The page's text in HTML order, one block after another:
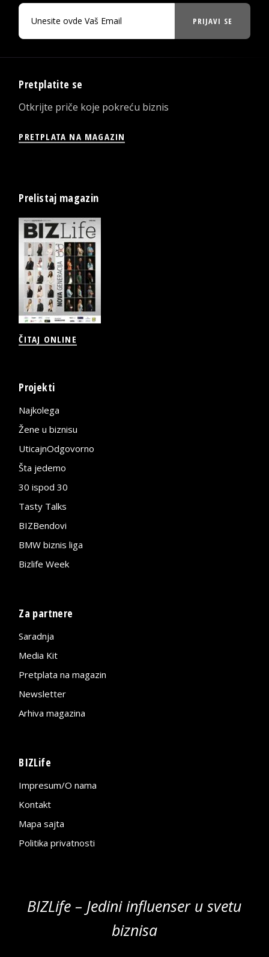
PRIJAVI SE
Pretplatite se
Otkrijte priče koje pokreću biznis
PRETPLATA NA MAGAZIN
Prelistaj magazin
ČITAJ ONLINE
Projekti
Najkolega
Žene u biznisu
UticajnOdgovorno
Šta jedemo
30 ispod 30
Tasty Talks
BIZBendovi
BMW biznis liga
Bizlife Week
Za partnere
Saradnja
Media Kit
Pretplata na magazin
Newsletter
Arhiva magazina
BIZLife
Impresum/O nama
Kontakt
Mapa sajta
Politika privatnosti
BIZLife – Jedini influenser u svetu
biznisa